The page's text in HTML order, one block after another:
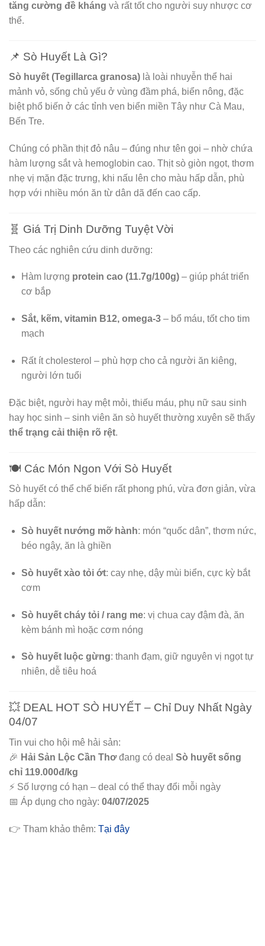
tăng cường đề kháng và rất tốt cho người suy nhược cơ
thể.
📌 Sò Huyết Là Gì?
Sò huyết (Tegillarca granosa) là loài nhuyễn thể hai
mảnh vỏ, sống chủ yếu ở vùng đầm phá, biển nông, đặc
biệt phổ biến ở các tỉnh ven biển miền Tây như Cà Mau,
Bến Tre.
Chúng có phần thịt đỏ nâu – đúng như tên gọi – nhờ chứa
hàm lượng sắt và hemoglobin cao. Thịt sò giòn ngọt, thơm
nhẹ vị mặn đặc trưng, khi nấu lên cho màu hấp dẫn, phù
hợp với nhiều món ăn từ dân dã đến cao cấp.
🧬 Giá Trị Dinh Dưỡng Tuyệt Vời
Theo các nghiên cứu dinh dưỡng:
Hàm lượng protein cao (11.7g/100g)– giúp phát triển
cơ bắp
Sắt, kẽm, vitamin B12, omega‑3– bổ máu, tốt cho tim
mạch
Rất ít cholesterol – phù hợp cho cả người ăn kiêng,
người lớn tuổi
Đặc biệt, người hay mệt mỏi, thiếu máu, phụ nữ sau sinh
hay học sinh – sinh viên ăn sò huyết thường xuyên sẽ thấy
thể trạng cải thiện rõ rệt.
🍽️ Các Món Ngon Với Sò Huyết
Sò huyết có thể chế biến rất phong phú, vừa đơn giản, vừa
hấp dẫn:
Sò huyết nướng mỡ hành: món “quốc dân”, thơm nức,
béo ngậy, ăn là ghiền
Sò huyết xào tỏi ớt: cay nhẹ, dậy mùi biển, cực kỳ bắt
cơm
Sò huyết cháy tỏi / rang me: vị chua cay đậm đà, ăn
kèm bánh mì hoặc cơm nóng
Sò huyết luộc gừng: thanh đạm, giữ nguyên vị ngọt tự
nhiên, dễ tiêu hoá
💥 DEAL HOT SÒ HUYẾT – Chỉ Duy Nhất Ngày
04/07
Tin vui cho hội mê hải sản:
🎉 Hải Sản Lộc Cần Thơđang có deal Sò huyết sống
chỉ 119.000đ/kg
⚡️ Số lượng có hạn – deal có thể thay đổi mỗi ngày
📅 Áp dụng cho ngày: 04/07/2025
👉 Tham khảo thêm: Tại đây